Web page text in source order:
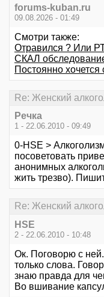
forums-kuban.ru
09.08.2026 - 01:49
Смотри также:
Отравился ? Или
СКАЛ
Постоянно хочется
Re: Женский
Речка
1 - 22.06.2010 - 09:49
0-HSE >
посоветовать
анонимных
жить трезво).
Re: Женский
HSE
2 - 22.06.2010 - 10:48
Ок. Поговорю с
только слова.
знаю правда для
Во вшивание